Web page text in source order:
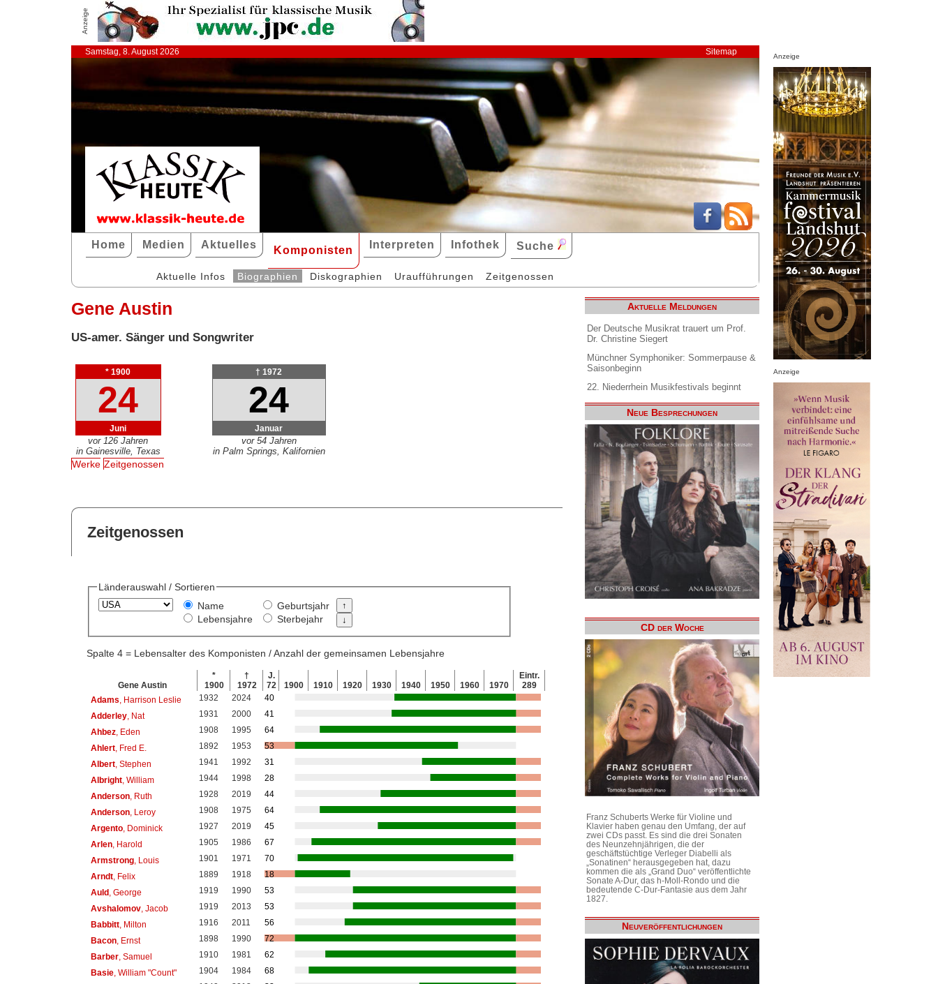
Anzeige
Samstag, 8. August 2026 Sitemap
Home Medien Aktuelles Komponisten Interpreten Infothek Suche
Aktuelle Infos Biographien Diskographien Uraufführungen Zeitgenossen
Gene Austin
US-amer. Sänger und Songwriter
* 1900
24
Juni
vor 126 Jahren
in Gainesville, Texas
† 1972
24
Januar
vor 54 Jahren
in Palm Springs, Kalifornien
Werke Zeitgenossen
Zeitgenossen
Länderauswahl / Sortieren
Name
Lebensjahre
Geburtsjahr
Sterbejahr
Spalte 4 = Lebensalter des Komponisten / Anzahl der gemeinsamen Lebensjahre
Gene Austin
*
1900
†
1972
J.
72
1900 1910 1920 1930 1940 1950 1960 1970
Eintr.
289
Adams , Harrison Leslie 1932 2024
40
Adderley, Nat 1931 2000
41
Ahbez, Eden 1908 1995
64
Ahlert, Fred E. 1892 1953
53
Albert, Stephen 1941 1992
31
Albright, William 1944 1998
28
Anderson, Ruth 1928 2019
44
Anderson, Leroy 1908 1975
64
Argento, Dominick 1927 2019
45
Arlen, Harold 1905 1986
67
Armstrong, Louis 1901 1971
70
Arndt, Felix 1889 1918
18
Auld, George 1919 1990
53
Avshalomov, Jacob 1919 2013
53
Babbitt, Milton 1916 2011
56
Bacon, Ernst 1898 1990
72
Barber, Samuel 1910 1981
62
Basie, William "Count" 1904 1984
68
Aktuelle Meldungen
Der Deutsche Musikrat trauert um Prof.
Dr. Christine Siegert
Münchner Symphoniker: Sommerpause &
Saisonbeginn
22. Niederrhein Musikfestivals beginnt
Neue Besprechungen
CD der Woche
Franz Schuberts Werke für Violine und
Klavier haben genau den Umfang, der auf
zwei CDs passt. Es sind die drei Sonaten
des Neunzehnjährigen, die der
geschäftstüchtige Verleger Diabelli als
„Sonatinen“ herausgegeben hat, dazu
kommen die als „Grand Duo“ veröffentlichte
Sonate A-Dur, das h-Moll-Rondo und die
bedeutende C-Dur-Fantasie aus dem Jahr
1827.
Neuveröffentlichungen
Anzeige
Anzeige